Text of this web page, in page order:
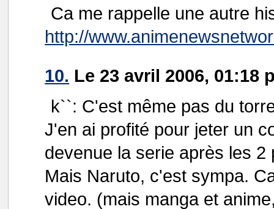
Ca me rappelle une autre
http://
10. Le 23 avril 2006, 01:18
k``: C'est même pas du
J'en ai profité pour jeter un
devenue la serie après les
Mais Naruto, c'est sympa.
video. (mais manga et